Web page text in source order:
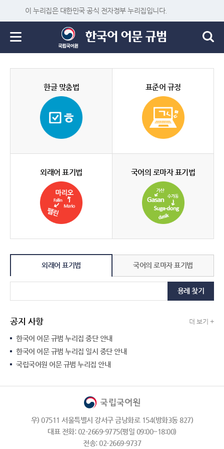
이 누리집은 대한민국 공식 전자정부 누리집입니다.
한글 맞춤법 표준어 규정
외래어 표기법 국어의 로마자 표기법
외래어 표기법 국어의 로마자 표기법
용례 찾기
공지 사항 더 보기 +
한국어 어문 규범 누리집 중단 안내
한국어 어문 규범 누리집 일시 중단 안내
국립국어원 어문 규범 누리집 안내
우) 07511 서울특별시 강서구 금낭화로 154(방화3동 827)
대표 전화: 02-2669-9775(평일 09:00~18:00)
전송: 02-2669-9737